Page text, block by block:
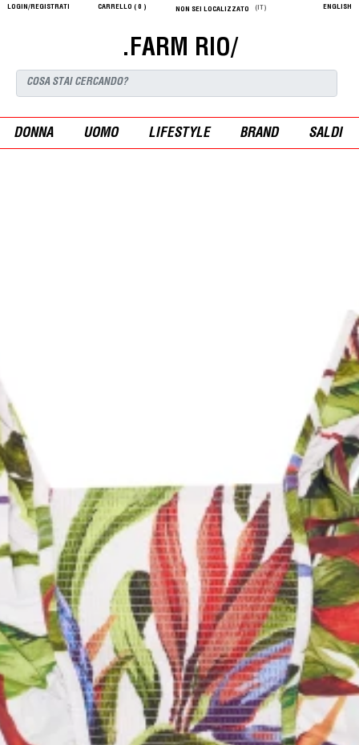
LOGIN/REGISTRATI CARRELLO ( 0 ) NON SEI LOCALIZZATO (IT) ENGLISH
.FARM RIO/
DONNA UOMO LIFESTYLE BRAND SALDI